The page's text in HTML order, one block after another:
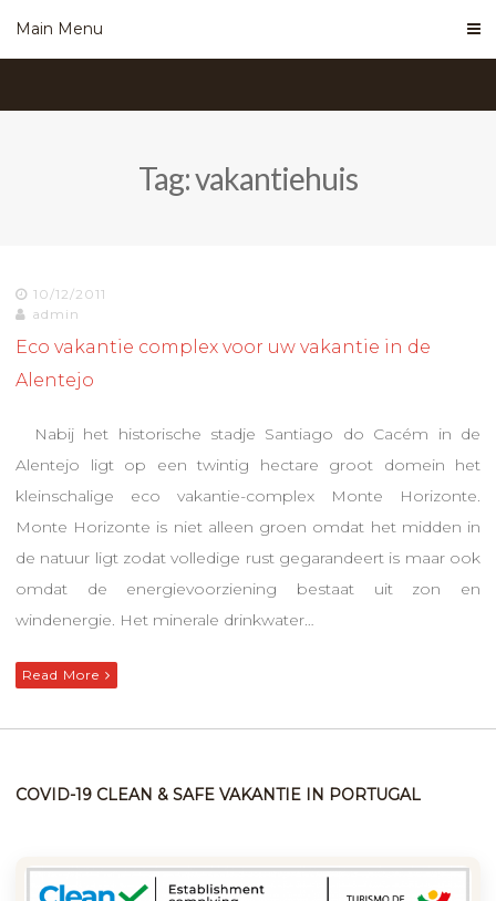
Main Menu
Tag:vakantiehuis
10/12/2011
admin
Eco vakantie complex voor uw vakantie in de
Alentejo
Nabij het historische stadje Santiago do Cacém in de
Alentejo ligt op een twintig hectare groot domein het
kleinschalige eco vakantie-complex Monte Horizonte.
Monte Horizonte is niet alleen groen omdat het midden in
de natuur ligt zodat volledige rust gegarandeert is maar ook
omdat de energievoorziening bestaat uit zon en
windenergie. Het minerale drinkwater…
Read More
COVID-19 CLEAN & SAFE VAKANTIE IN PORTUGAL